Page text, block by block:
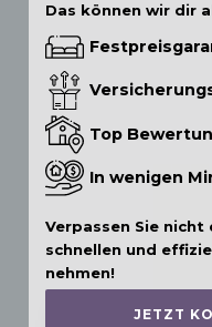
Das können wir dir
Top
In wenigen
Verpassen Sie nicht
schnellen und
nehmen!
JETZT